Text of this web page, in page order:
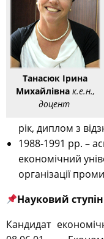
Танасюк Ірина
Михайлівна к.е.н.,
доцент
рік, диплом з
1988-1991 рр. –
економічний
організації
Науковий
Кандидат